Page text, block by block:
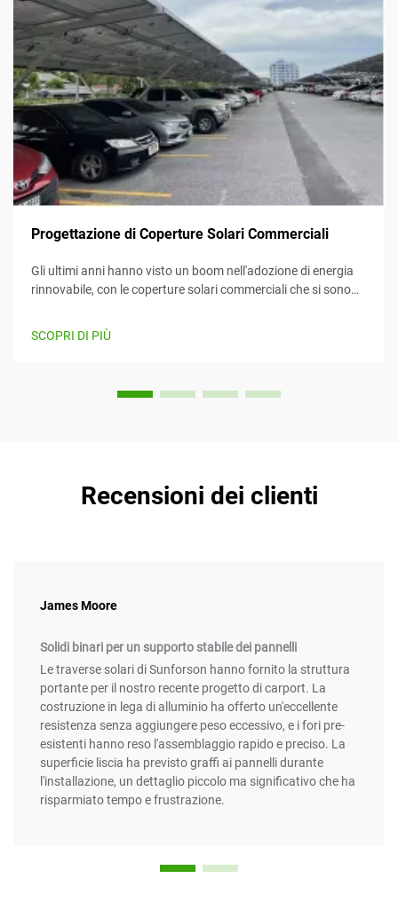
Progettazione di Coperture Solari Commerciali
Gli ultimi anni hanno visto un boom nell'adozione di energia
rinnovabile, con le coperture solari commerciali che si sono
l'energia solare mentre forniscono contemporaneamente
SCOPRI DI PIÙ
Recensioni dei clienti
James Moore
Solidi binari per un supporto stabile dei pannelli
Le traverse solari di Sunforson hanno fornito la struttura
portante per il nostro recente progetto di carport. La
costruzione in lega di alluminio ha offerto un'eccellente
resistenza senza aggiungere peso eccessivo, e i fori pre-
esistenti hanno reso l'assemblaggio rapido e preciso. La
superficie liscia ha previsto graffi ai pannelli durante
l'installazione, un dettaglio piccolo ma significativo che ha
risparmiato tempo e frustrazione.